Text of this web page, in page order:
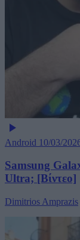
Android 10/03/
Samsung
Ultra; [Βίντεο]
Dimitrios Amprazis